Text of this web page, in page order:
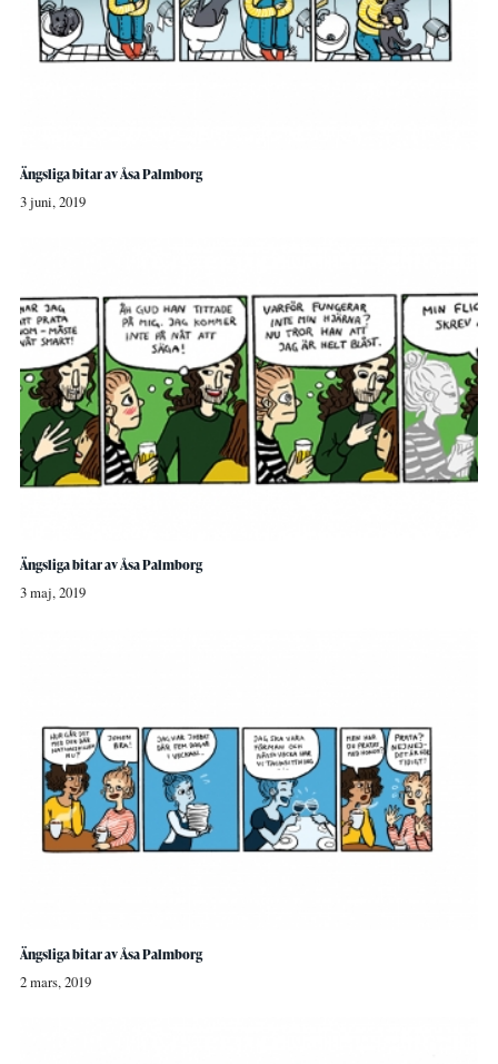
Ängsliga bitar av Åsa Palmborg
3 juni, 2019
Ängsliga bitar av Åsa Palmborg
3 maj, 2019
Ängsliga bitar av Åsa Palmborg
2 mars, 2019